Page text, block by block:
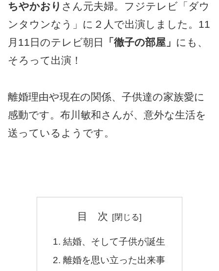
ちやかおり さん元夫婦。フジテレビ「ダウ
ンタウンなう」に２人で出演しました。11
月11日のテレビ朝日
「徹子の部屋」 にも、
そろって出演！
離婚理由や現在の関係、 子供達の家族愛に
感動です。布川敏和さんが、意外な生活を
送っているようです。
目 次
結婚、そして子供が誕生
離婚を思い立った出来事